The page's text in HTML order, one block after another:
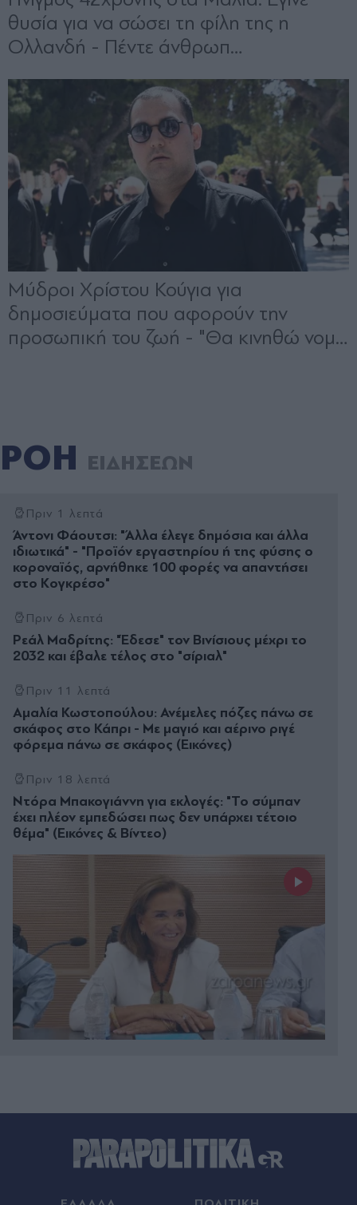
ΡΟΗ ΕΙΔΗΣΕΩΝ
Πριν 1 λεπτά
Άντονι Φάουτσι: "Άλλα έλεγε δημόσια και άλλα
ιδιωτικά" - "Προϊόν εργαστηρίου ή της φύσης ο
κοροναϊός, αρνήθηκε 100 φορές να απαντήσει
στο Κογκρέσο"
Πριν 6 λεπτά
Ρεάλ Μαδρίτης: "Έδεσε" τον Βινίσιους μέχρι το
2032 και έβαλε τέλος στο "σίριαλ"
Πριν 11 λεπτά
Αμαλία Κωστοπούλου: Ανέμελες πόζες πάνω σε
σκάφος στο Κάπρι - Με μαγιό και αέρινο ριγέ
φόρεμα πάνω σε σκάφος (Εικόνες)
Πριν 18 λεπτά
Ντόρα Μπακογιάννη για εκλογές: "Το σύμπαν
έχει πλέον εμπεδώσει πως δεν υπάρχει τέτοιο
θέμα" (Eικόνες & Βίντεο)
Πριν 27 λεπτά